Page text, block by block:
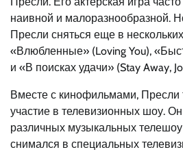
наивной и малоразнообразной.
Пресли сняться еще в
«Влюбленные» (Loving You),
и «В поисках удачи» (Stay Away,
Вместе с кинофильмами, Пресли
участие в телевизионных шоу.
различных музыкальных телешоу
снимался в специальных